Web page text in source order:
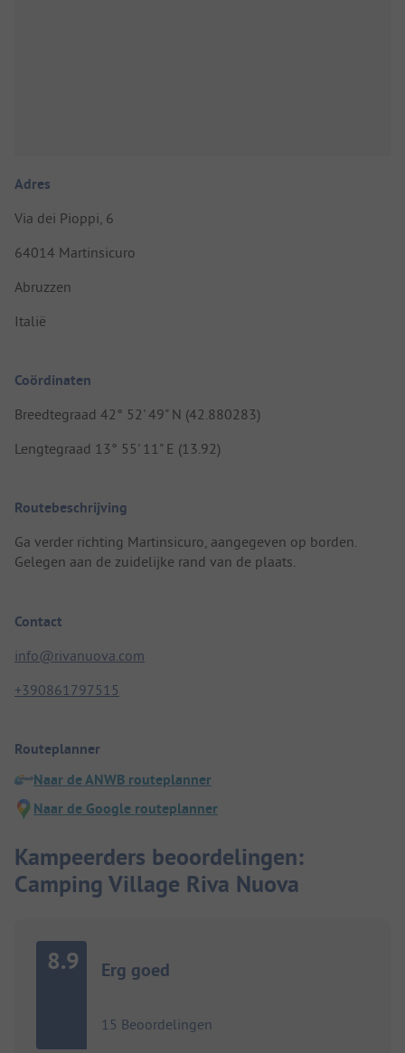
Adres
Via dei Pioppi, 6
64014 Martinsicuro
Abruzzen
Italië
Coördinaten
Breedtegraad 42° 52' 49" N (42.880283)
Lengtegraad 13° 55' 11" E (13.92)
Routebeschrijving
Ga verder richting Martinsicuro, aangegeven op borden.
Gelegen aan de zuidelijke rand van de plaats.
Contact
info@rivanuova.com
+390861797515
Routeplanner
Naar de ANWB routeplanner
Naar de Google routeplanner
Kampeerders beoordelingen:
Camping Village Riva Nuova
8.9 Erg goed
15 Beoordelingen